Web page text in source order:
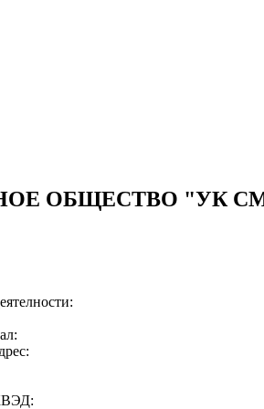
ОБЩЕСТВО "УК